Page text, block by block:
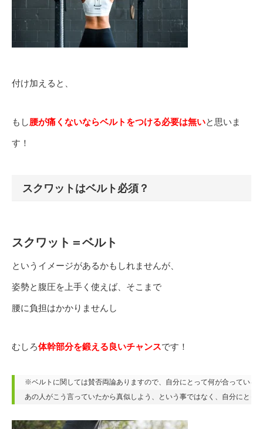
付け加えると、
もし腰が痛くないならベルトをつける必要は無いと思いま
す！
スクワットはベルト必須？
スクワット＝ベルト
というイメージがあるかもしれませんが、
姿勢と腹圧を上手く使えば、そこまで
腰に負担はかかりませんし
むしろ体幹部分を鍛える良いチャンスです！
※ベルトに関しては賛否両論ありますので、自分にとって何が合っている
あの人がこう言っていたから真似しよう、という事ではなく、自分にとっ